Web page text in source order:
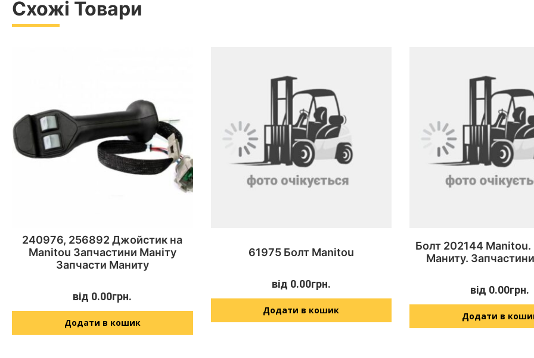
Схожі Товари
240976, 256892 Джойстик на
Manitou Запчастини Маніту
Запчасти Маниту
від 0.00грн.
Додати в кошик
61975 Болт Manitou
від 0.00грн.
Додати в кошик
Болт 202144 Manitou.
Маниту.
від 0.00грн.
Додати в